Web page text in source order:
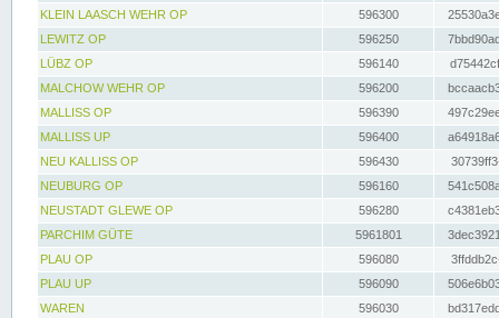
KLEIN LAASCH WEHR OP
596300
LEWITZ OP
596250
LÜBZ OP
596140
MALCHOW WEHR OP
596200
MALLISS OP
596390
MALLISS UP
596400
NEU KALLISS OP
596430
NEUBURG OP
596160
NEUSTADT GLEWE OP
596280
PARCHIM GÜTE
5961801
PLAU OP
596080
PLAU UP
596090
WAREN
596030